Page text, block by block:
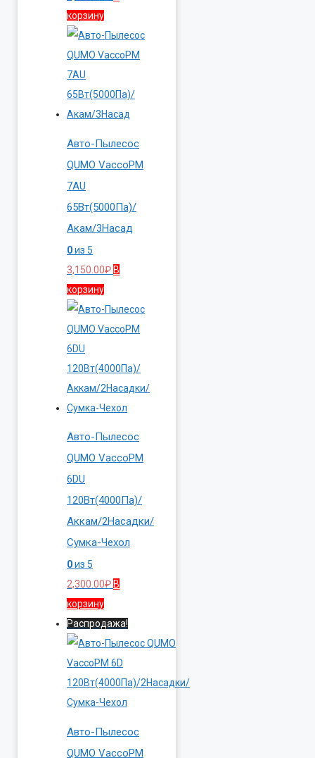
корзину
Авто-Пылесос
QUMO VaccoPM
7AU
65Вт(5000Па)/
Акам/3Насад
0из 5
3,150.00₽ В
корзину
Авто-Пылесос
QUMO VaccoPM
6DU
120Вт(4000Па)/
Аккам/2Насадки/
Сумка-Чехол
0из 5
2,300.00₽ В
корзину
Распродажа!
Авто-Пылесос
QUMO VaccoPM